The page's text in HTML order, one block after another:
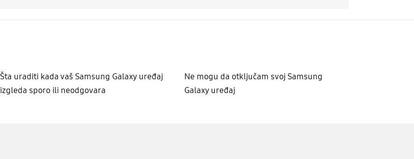
Šta uraditi kada vaš Samsung Galaxy uređaj
izgleda sporo ili neodgovara
Ne mogu da otključam svoj Samsung
Galaxy uređaj